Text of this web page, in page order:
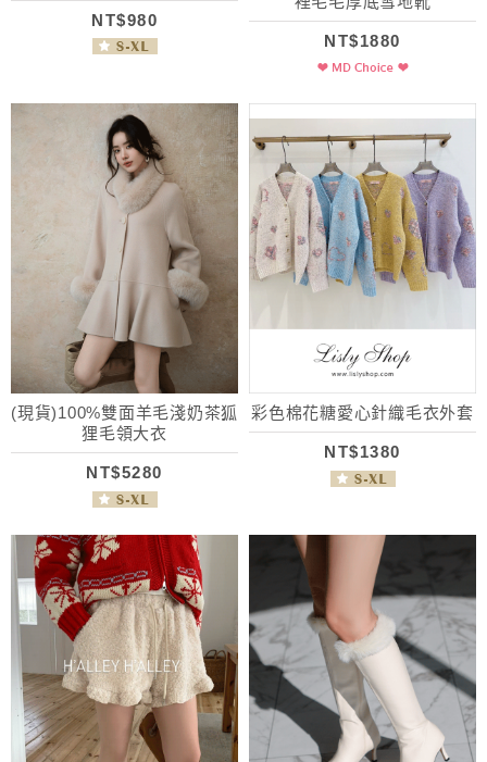
NT$980
NT$1880
(現貨)100%雙面羊毛淺奶茶狐
狸毛領大衣
NT$5280
彩色棉花糖愛心針織毛衣外套
NT$1380